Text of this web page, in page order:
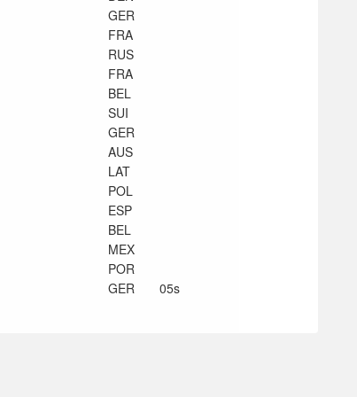
GER
FRA
RUS
FRA
BEL
SUI
GER
AUS
LAT
POL
ESP
BEL
MEX
POR
GER 05s